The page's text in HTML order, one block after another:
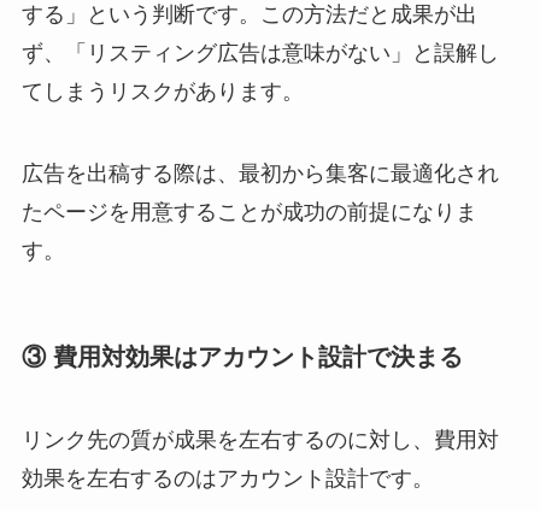
する」という判断です。この方法だと成果が出
ず、「リスティング広告は意味がない」と誤解し
てしまうリスクがあります。
広告を出稿する際は、最初から集客に最適化され
たページを用意することが成功の前提になりま
す。
③ 費用対効果はアカウント設計で決まる
リンク先の質が成果を左右するのに対し、費用対
効果を左右するのはアカウント設計です。